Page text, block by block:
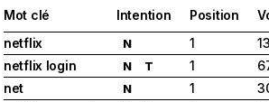
Mot clé Intention Position
netflix
N 1
netflix login
N T 1
net
N 1